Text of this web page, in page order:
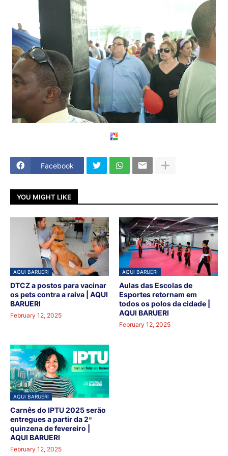
Facebook
YOU MIGHT LIKE
AQUI BARUERI
DTCZ a postos para vacinar
os pets contra a raiva | AQUI
BARUERI
February 12, 2025
AQUI BARUERI
Aulas das Escolas de
Esportes retornam em
todos os polos da cidade |
AQUI BARUERI
February 12, 2025
AQUI BARUERI
Carnês do IPTU 2025 serão
entregues a partir da 2ª
quinzena de fevereiro |
AQUI BARUERI
February 12, 2025